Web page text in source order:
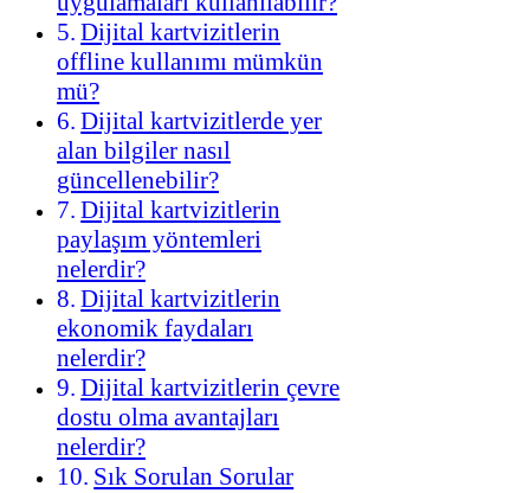
Dijital kartvizitlerin
offline kullanımı mümkün
mü?
Dijital kartvizitlerde yer
alan bilgiler nasıl
güncellenebilir?
Dijital kartvizitlerin
paylaşım yöntemleri
nelerdir?
Dijital kartvizitlerin
ekonomik faydaları
nelerdir?
Dijital kartvizitlerin çevre
dostu olma avantajları
nelerdir?
Sık Sorulan Sorular